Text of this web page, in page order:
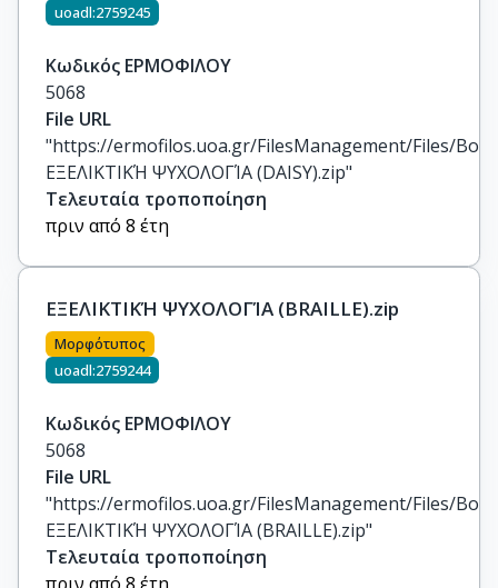
uoadl:2759245
Κωδικός ΕΡΜΟΦΙΛΟΥ
5068
File URL
"https://ermofilos.uoa.gr/FilesManagement/Files/
ΕΞΕΛΙΚΤΙΚΉ ΨΥΧΟΛΟΓΊΑ (DAISY).zip"
Τελευταία τροποποίηση
πριν από 8 έτη
ΕΞΕΛΙΚΤΙΚΉ ΨΥΧΟΛΟΓΊΑ (BRAILLE).zip
Μορφότυπος
uoadl:2759244
Κωδικός ΕΡΜΟΦΙΛΟΥ
5068
File URL
"https://ermofilos.uoa.gr/FilesManagement/Files/
ΕΞΕΛΙΚΤΙΚΉ ΨΥΧΟΛΟΓΊΑ (BRAILLE).zip"
Τελευταία τροποποίηση